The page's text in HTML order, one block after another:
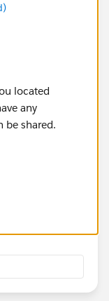
located
any
be shared.